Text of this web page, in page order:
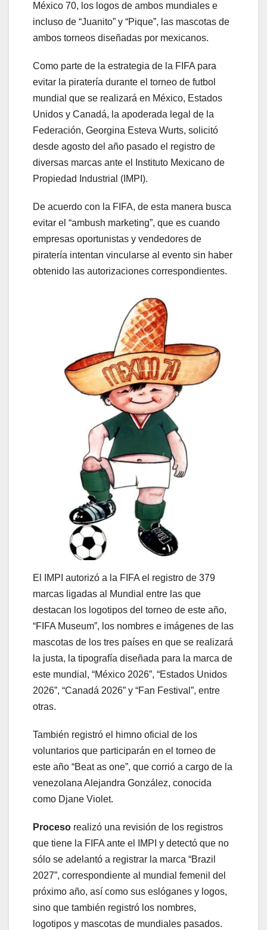
México 70, los logos de ambos mundiales e
incluso de “Juanito” y “Pique”, las mascotas de
ambos torneos diseñadas por mexicanos.
Como parte de la estrategia de la FIFA para
evitar la piratería durante el torneo de futbol
mundial que se realizará en México, Estados
Unidos y Canadá, la apoderada legal de la
Federación, Georgina Esteva Wurts, solicitó
desde agosto del año pasado el registro de
diversas marcas ante el Instituto Mexicano de
Propiedad Industrial (IMPI).
De acuerdo con la FIFA, de esta manera busca
evitar el “ambush marketing”, que es cuando
empresas oportunistas y vendedores de
piratería intentan vincularse al evento sin haber
obtenido las autorizaciones correspondientes.
El IMPI autorizó a la FIFA el registro de 379
marcas ligadas al Mundial entre las que
destacan los logotipos del torneo de este año,
“FIFA Museum”, los nombres e imágenes de las
mascotas de los tres países en que se realizará
la justa, la tipografía diseñada para la marca de
este mundial, “México 2026”, “Estados Unidos
2026”, “Canadá 2026” y “Fan Festival”, entre
otras.
También registró el himno oficial de los
voluntarios que participarán en el torneo de
este año “Beat as one”, que corrió a cargo de la
venezolana Alejandra González, conocida
como Djane Violet.
Proceso realizó una revisión de los registros
que tiene la FIFA ante el IMPI y detectó que no
sólo se adelantó a registrar la marca “Brazil
2027”, correspondiente al mundial femenil del
próximo año, así como sus eslóganes y logos,
sino que también registró los nombres,
logotipos y mascotas de mundiales pasados.